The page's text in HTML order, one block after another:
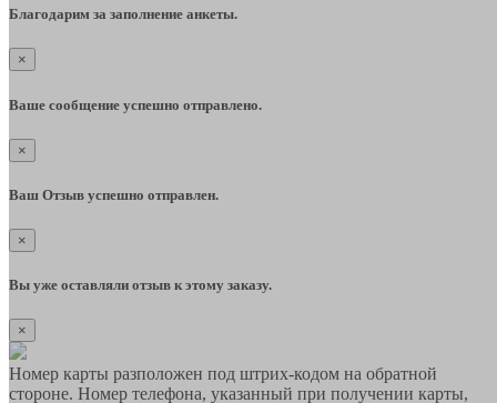
Благодарим за заполнение анкеты.
×
Ваше сообщение успешно отправлено.
×
Ваш Отзыв успешно отправлен.
×
Вы уже оставляли отзыв к этому заказу.
×
Номер карты разположен под штрих-кодом на обратной
стороне. Номер телефона, указанный при получении карты,